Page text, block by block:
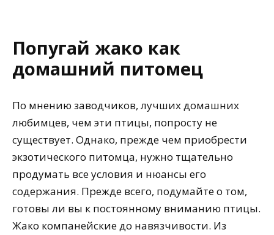
Попугай жако как
домашний питомец
По мнению заводчиков, лучших домашних
любимцев, чем эти птицы, попросту не
существует. Однако, прежде чем приобрести
экзотического питомца, нужно тщательно
продумать все условия и нюансы его
содержания. Прежде всего, подумайте о том,
готовы ли вы к постоянному вниманию птицы.
Жако компанейские до навязчивости. Из